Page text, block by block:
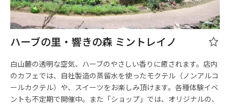
ハーブの里・響きの森 ミントレイノ
白山麓の透明な空気、ハーブのやさしい香りに癒されます。店内
のカフェでは、自社製造の蒸留水を使ったモクテル（ノンアルコ
ールカクテル）や、スイーツをお楽しみ頂けます。各種体験イベ
ントも不定期で開催中。また「ショップ」では、オリジナルの、